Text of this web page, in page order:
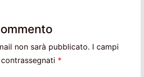
non sarà pubblicato. I campi
*